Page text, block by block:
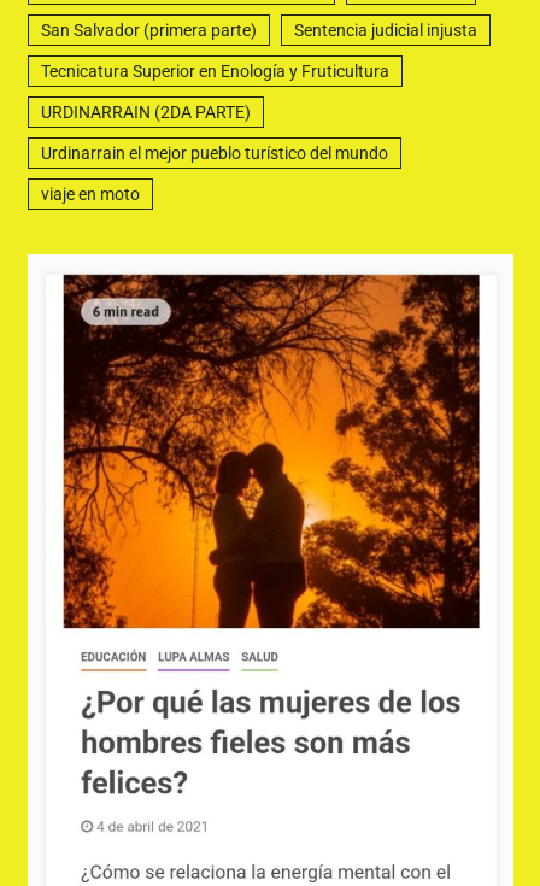
San Salvador (primera parte) Sentencia judicial injusta
Tecnicatura Superior en Enología y Fruticultura
URDINARRAIN (2DA PARTE)
Urdinarrain el mejor pueblo turístico del mundo
viaje en moto